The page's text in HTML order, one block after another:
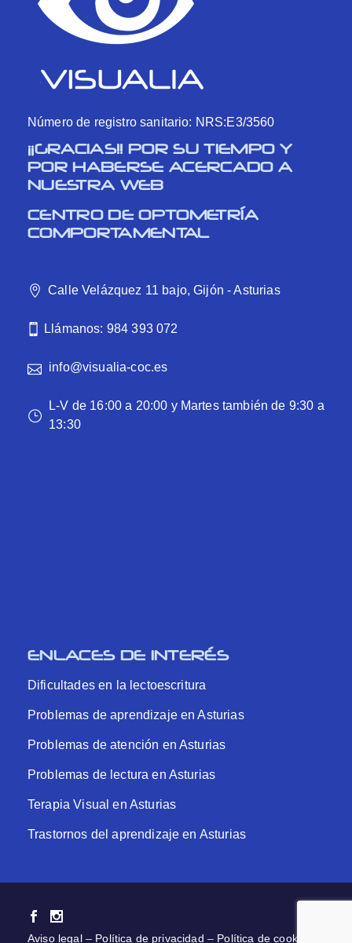
Número de registro sanitario: NRS:E3/3560
¡¡GRACIAS!! POR SU TIEMPO Y
POR HABERSE ACERCADO A
NUESTRA WEB
CENTRO DE OPTOMETRÍA
COMPORTAMENTAL
Calle Velázquez 11 bajo, Gijón - Asturias
Llámanos: 984 393 072
info@visualia-coc.es
L-V de 16:00 a 20:00 y Martes también de 9:30 a
13:30
ENLACES DE INTERÉS
Dificultades en la lectoescritura
Problemas de aprendizaje en Asturias
Problemas de atención en Asturias
Problemas de lectura en Asturias
Terapia Visual en Asturias
Trastornos del aprendizaje en Asturias
Aviso legal– Política de privacidad – Política de cookies